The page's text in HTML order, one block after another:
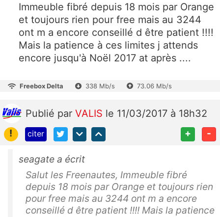
Immeuble fibré depuis 18 mois par Orange
et toujours rien pour free mais au 3244
ont m a encore conseillé d être patient !!!!
Mais la patience à ces limites j attends
encore jusqu'à Noël 2017 at après ....
Freebox Delta 338 Mb/s 73.06 Mb/s
Publié par VALIS le 11/03/2017 à 18h32
!
citer + -
seagate a écrit
Salut les Freenautes, Immeuble fibré
depuis 18 mois par Orange et toujours rien
pour free mais au 3244 ont m a encore
conseillé d être patient !!!! Mais la patience